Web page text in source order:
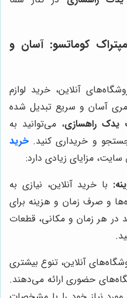
کوماتسو: آسان و
آنلاین، خرید لوازم
آسان و سریع تبدیل شده
یدک راهسازی، می‌توانید به
و خریداری کنید. خرید
سایت، مزایای زیادی دارد:
با خرید آنلاین، نیازی به
و صرف زمان و هزینه برای
در هر زمان و مکانی، قطعات
آنلاین، تنوع بیشتری
حضوری ارائه می‌دهند.